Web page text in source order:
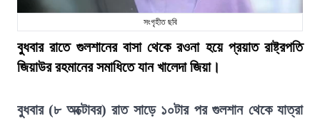
সংগৃহীত ছবি
বুধবার রাতে গুলশানের বাসা থেকে রওনা হয়ে প্রয়াত রাষ্ট্রপতি
জিয়াউর রহমানের সমাধিতে যান খালেদা জিয়া।
বুধবার (৮ অক্টোবর) রাত সাড়ে ১০টার পর গুলশান থেকে যাত্রা